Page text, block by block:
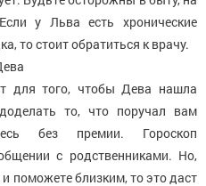
у Льва есть хронические
то стоит обратиться к врачу.
для того, чтобы Дева нашла
то, что поручал вам
без премии. Гороскоп
с родственниками. Но,
поможете близким, то это даст